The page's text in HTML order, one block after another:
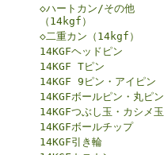
◇ハートカン/その他
（14kgf）
◇二重カン（14kgf）
14KGFヘッドピン
14KGF Tピン
14KGF 9ピン・アイピン
14KGFボールピン・丸ピン
14KGFつぶし玉・カシメ玉
14KGFボールチップ
14KGF引き輪